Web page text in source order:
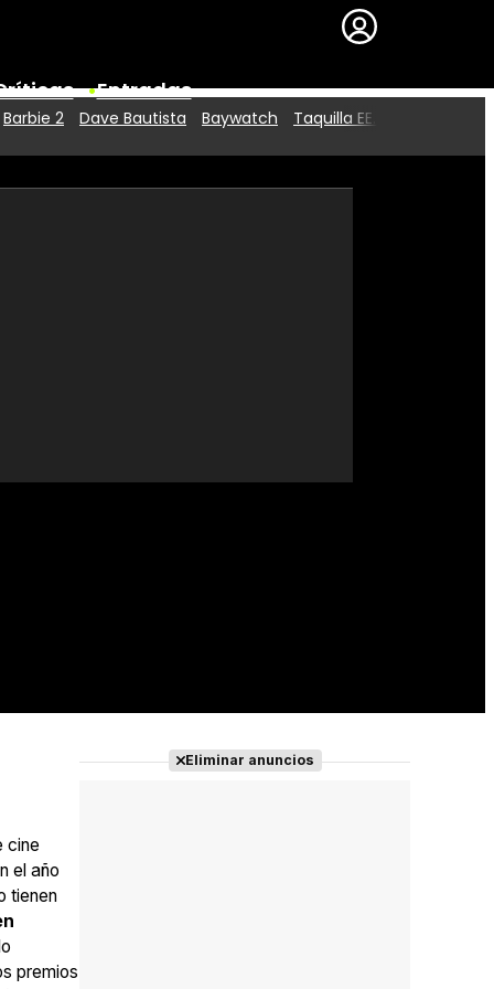
Entradas
Premios
Barbie 2 Dave Bautista Baywatch Taquilla EE.UU.
cine
el año
tienen
premios
Eliminar anuncios